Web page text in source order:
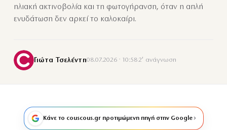
ηλιακή ακτινοβολία και τη φωτογήρανση, όταν η απλή
ενυδάτωση δεν αρκεί το καλοκαίρι.
Γιώτα Τσελέντη08.07.2026 · 10:58·2′ ανάγνωση
Κάνε το couscous.gr προτιμώμενη πηγή στην Google